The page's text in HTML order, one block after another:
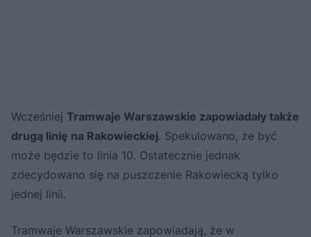
Wcześniej Tramwaje Warszawskie zapowiadały także
drugą linię na Rakowieckiej. Spekulowano, że być
może będzie to linia 10. Ostatecznie jednak
zdecydowano się na puszczenie Rakowiecką tylko
jednej linii.
Tramwaje Warszawskie zapowiadają, że w